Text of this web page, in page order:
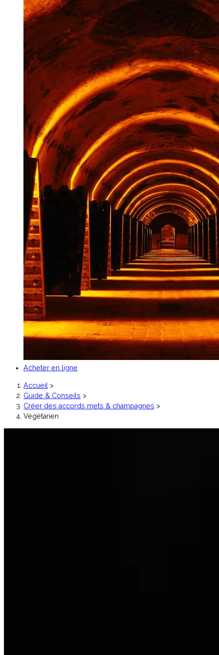
Acheter en ligne
Accueil >
Guide & Conseils >
Créer des accords mets & champagnes >
Végétarien